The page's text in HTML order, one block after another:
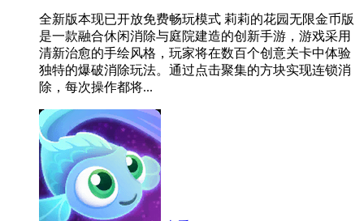
全新版本现已开放免费畅玩模式 莉莉的花园无限金币版
是一款融合休闲消除与庭院建造的创新手游，游戏采用
清新治愈的手绘风格，玩家将在数百个创意关卡中体验
独特的爆破消除玩法。通过点击聚集的方块实现连锁消
除，每次操作都将...